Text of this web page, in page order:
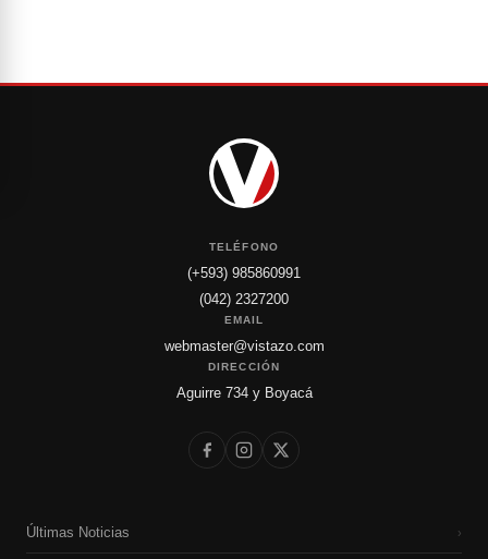
TELÉFONO
(+593) 985860991
(042) 2327200
EMAIL
webmaster@vistazo.com
DIRECCIÓN
Aguirre 734 y Boyacá
Últimas Noticias ›